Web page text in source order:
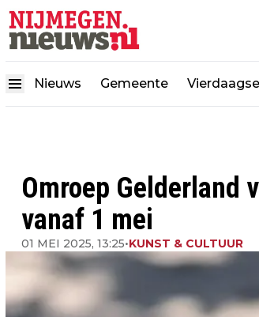
Nieuws Gemeente Vierdaagse
Omroep
vanaf 1 mei
01 MEI 2025, 13:25•KUNST & CULTUUR